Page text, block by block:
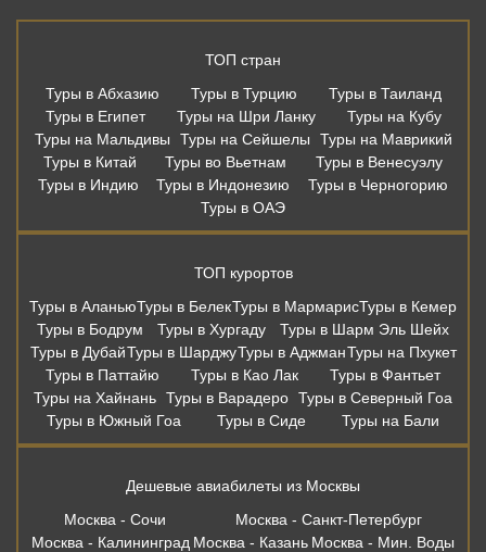
ТОП стран
Туры в Абхазию
Туры в Турцию
Туры в Таиланд
Туры в Египет
Туры на Шри Ланку
Туры на Кубу
Туры на Мальдивы
Туры на Сейшелы
Туры на Маврикий
Туры в Китай
Туры во Вьетнам
Туры в Венесуэлу
Туры в Индию
Туры в Индонезию
Туры в Черногорию
Туры в ОАЭ
ТОП курортов
Туры в АланьюТуры в БелекТуры в МармарисТуры в Кемер
Туры в Бодрум
Туры в Хургаду
Туры в Шарм Эль Шейх
Туры в ДубайТуры в ШарджуТуры в АджманТуры на Пхукет
Туры в Паттайю
Туры в Као Лак
Туры в Фантьет
Туры на Хайнань Туры в Варадеро Туры в Северный Гоа
Туры в Южный Гоа
Туры в Сиде Туры на Бали
Дешевые авиабилеты из Москвы
Москва - Сочи
Москва - Санкт-Петербург
Москва - Калининград Москва - Казань Москва - Мин. Воды